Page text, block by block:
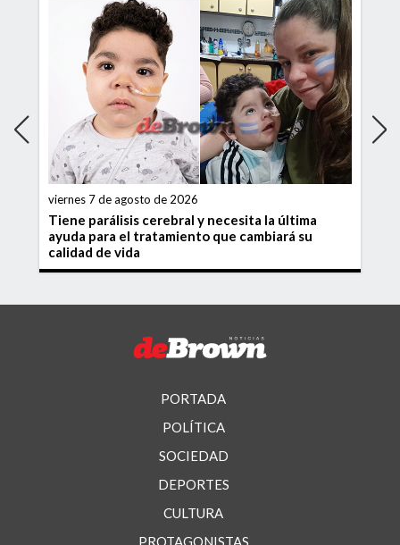
viernes 7 de agosto de 2026
Tiene parálisis cerebral y necesita la última
ayuda para el tratamiento que cambiará su
calidad de vida
PORTADA
POLÍTICA
SOCIEDAD
DEPORTES
CULTURA
PROTAGONISTAS